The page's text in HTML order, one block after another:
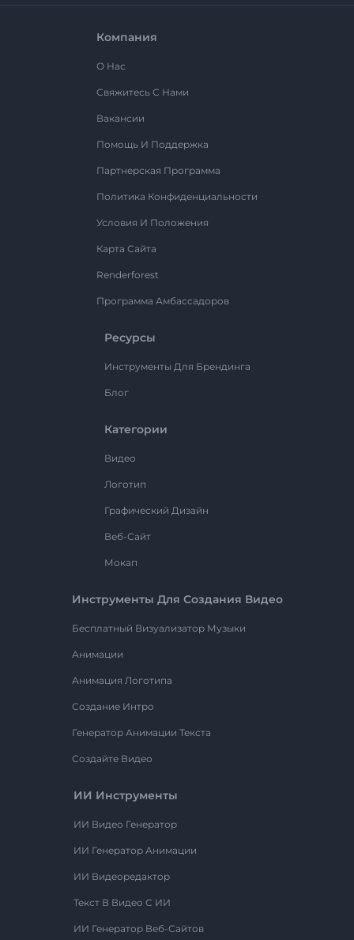
Компания
О Нас
Свяжитесь С Нами
Вакансии
Помощь И Поддержка
Партнерская Программа
Политика Конфиденциальности
Условия И Положения
Карта Сайта
Renderforest
Программа Амбассадоров
Ресурсы
Инструменты Для Брендинга
Блог
Категории
Видео
Логотип
Графический Дизайн
Веб-Сайт
Мокап
Инструменты Для Создания Видео
Бесплатный Визуализатор Музыки
Анимации
Анимация Логотипа
Создание Интро
Генератор Анимации Текста
Создайте Видео
ИИ Инструменты
ИИ Видео Генератор
ИИ Генератор Анимации
ИИ Видеоредактор
Текст В Видео С ИИ
ИИ Генератор Веб-Сайтов